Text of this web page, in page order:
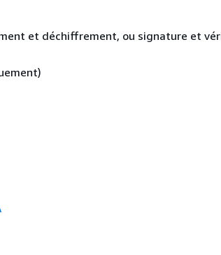
et déchiffrement, ou signature et